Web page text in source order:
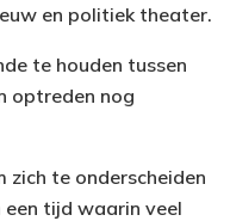
en politiek theater.
te houden tussen
optreden nog
zich te onderscheiden
tijd waarin veel